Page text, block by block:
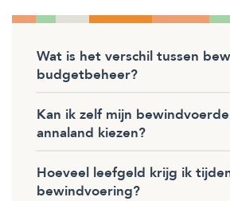
Wat is het verschil tussen
budgetbeheer?
Kan ik zelf mijn
annaland kiezen?
Hoeveel leefgeld krijg ik
bewindvoering?